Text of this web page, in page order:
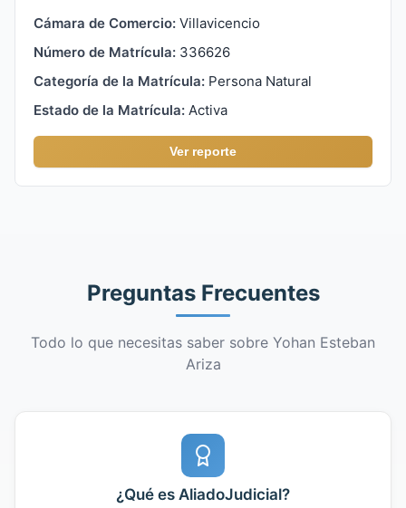
Cámara de Comercio: Villavicencio
Número de Matrícula: 336626
Categoría de la Matrícula: Persona Natural
Estado de la Matrícula: Activa
Ver reporte
Preguntas Frecuentes
Todo lo que necesitas saber sobre Yohan Esteban
Ariza
¿Qué es AliadoJudicial?